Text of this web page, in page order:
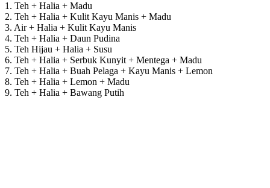
1. Teh + Halia + Madu
2. Teh + Halia + Kulit Kayu Manis + Madu
3. Air + Halia + Kulit Kayu Manis
4. Teh + Halia + Daun Pudina
5. Teh Hijau + Halia + Susu
6. Teh + Halia + Serbuk Kunyit + Mentega + Madu
7. Teh + Halia + Buah Pelaga + Kayu Manis + Lemon
8. Teh + Halia + Lemon + Madu
9. Teh + Halia + Bawang Putih